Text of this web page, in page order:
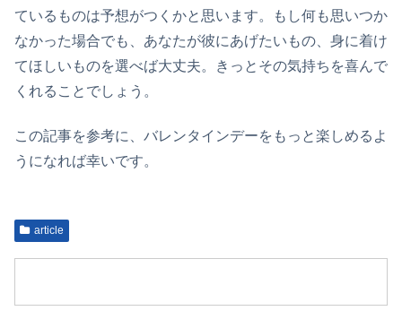
ているものは予想がつくかと思います。もし何も思いつか
なかった場合でも、あなたが彼にあげたいもの、身に着け
てほしいものを選べば大丈夫。きっとその気持ちを喜んで
くれることでしょう。
この記事を参考に、バレンタインデーをもっと楽しめるよ
うになれば幸いです。
article